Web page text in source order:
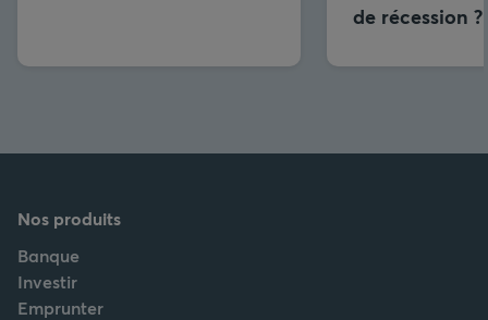
de récession ?
Nos produits
Banque
Investir
Emprunter